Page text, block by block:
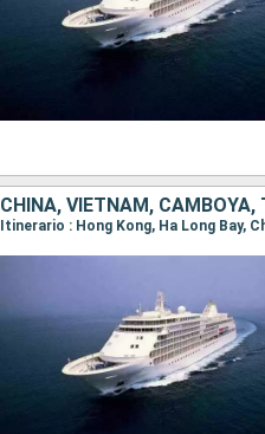
CHINA, VIETNAM, CAMBOYA,
Itinerario : Hong Kong, Ha Long Bay,